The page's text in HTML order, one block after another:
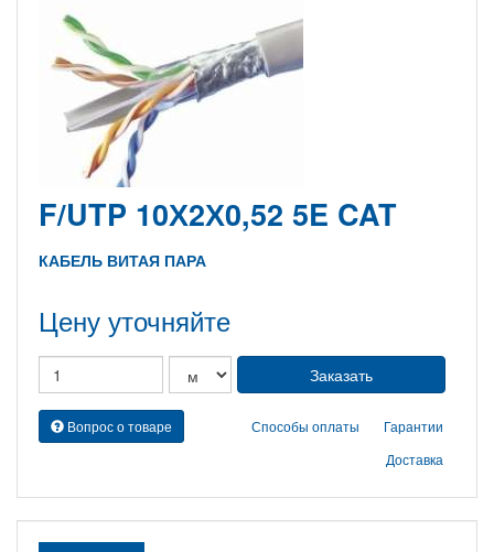
F/UTP 10Х2Х0,52 5E CAT
КАБЕЛЬ ВИТАЯ ПАРА
Цену уточняйте
Вопрос о товаре Гарантии
Способы оплаты
Доставка